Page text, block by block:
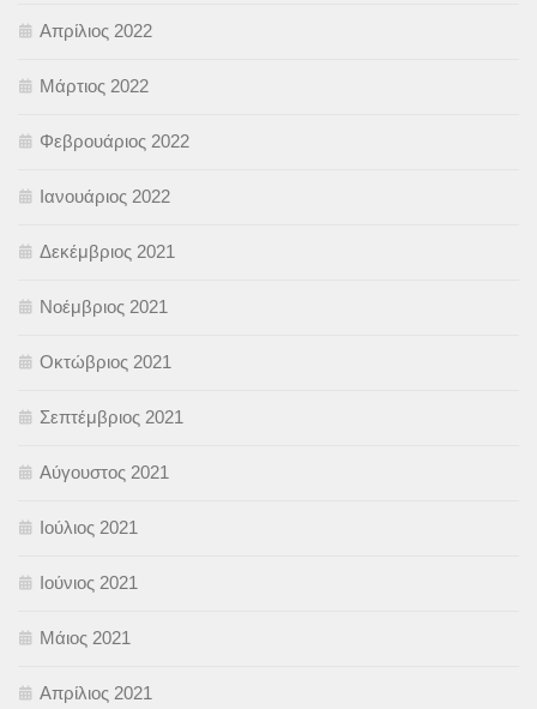
Απρίλιος 2022
Μάρτιος 2022
Φεβρουάριος 2022
Ιανουάριος 2022
Δεκέμβριος 2021
Νοέμβριος 2021
Οκτώβριος 2021
Σεπτέμβριος 2021
Αύγουστος 2021
Ιούλιος 2021
Ιούνιος 2021
Μάιος 2021
Απρίλιος 2021